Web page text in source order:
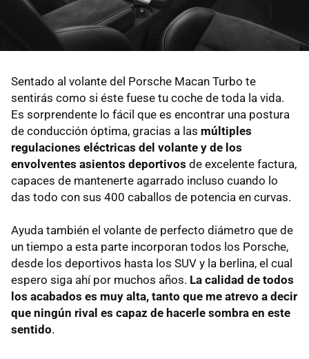
Sentado al volante del Porsche Macan Turbo te
sentirás como si éste fuese tu coche de toda la vida.
Es sorprendente lo fácil que es encontrar una postura
de conducción óptima, gracias a las múltiples
regulaciones eléctricas del volante y de los
envolventes asientos deportivos de excelente factura,
capaces de mantenerte agarrado incluso cuando lo
das todo con sus 400 caballos de potencia en curvas.
Ayuda también el volante de perfecto diámetro que de
un tiempo a esta parte incorporan todos los Porsche,
desde los deportivos hasta los SUV y la berlina, el cual
espero siga ahí por muchos años. La calidad de todos
los acabados es muy alta, tanto que me atrevo a decir
que ningún rival es capaz de hacerle sombra en este
sentido.